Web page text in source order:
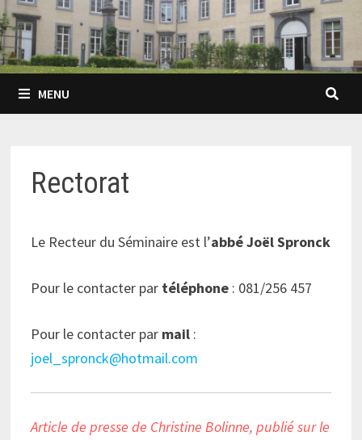
MENU
Rectorat
Le Recteur du Séminaire est l’abbé Joël Spronck
Pour le contacter par téléphone: 081/256 457
Pour le contacter par mail:
joel_spronck@hotmail.com
Article de presse de Christine Bolinne, publié sur le